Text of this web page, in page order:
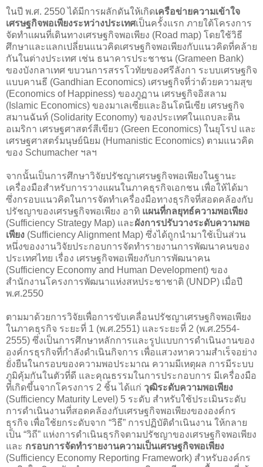
ในปี พ.ศ. 2550 ได้มีการผลักดันให้เกิดเครือข่ายความเข้าใจ
เศรษฐกิจพอเพียงระหว่างประเทศเป็นครั้งแรก ภายใต้โครงการ
จัดทำแผนที่เดินทางเศรษฐกิจพอเพียง (Road map) โดยใช้วิธี
ศึกษาและแลกเปลี่ยนแนวคิดเศรษฐกิจพอเพียงกับแนวคิดที่คล้าย
กันในต่างประเทศ เช่น ธนาคารประชาชน (Grameen Bank)
ของบังกลาเทศ ขบวนการสรรโวทัยของศรีลังกา ระบบเศรษฐกิจ
แบบคานธี (Gandhian Economics) เศรษฐกิจที่ว่าด้วยความสุข
(Economics of Happiness) ของภูฏาน เศรษฐกิจอิสลาม
(Islamic Economics) ของมาเลเซียและอินโดนีเซีย เศรษฐกิจ
สมานฉันท์ (Solidarity Economy) ของประเทศในแถบละติน
อเมริกา เศรษฐศาสตร์สีเขียว (Green Economics) ในยุโรป และ
เศรษฐศาสตร์มนุษย์นิยม (Humanistic Economics) ตามแนวคิด
ของ Schumacher ฯลฯ
จากนั้นเป็นการศึกษาวิจัยปรัชญาเศรษฐกิจพอเพียงในฐานะ
เครื่องมือสำหรับการวางแผนในภาคธุรกิจเอกชน เพื่อให้ได้มา
ซึ่งกรอบแนวคิดในการจัดทำเครื่องมือทางธุรกิจที่สอดคล้องกับ
ปรัชญาของเศรษฐกิจพอเพียง อาทิ แผนที่กลยุทธ์ความพอเพียง
(Sufficiency Strategy Map) และผังการปรับวางระดับความพอ
เพียง (Sufficiency Alignment Map) ซึ่งได้ถูกนำมาใช้เป็นส่วน
หนึ่งของงานวิจัยประกอบการจัดทำรายงานการพัฒนาคนของ
ประเทศไทย เรื่อง เศรษฐกิจพอเพียงกับการพัฒนาคน
(Sufficiency Economy and Human Development) ของ
สำนักงานโครงการพัฒนาแห่งสหประชาชาติ (UNDP) เมื่อปี
พ.ศ.2550
ตามมาด้วยการวิจัยเพื่อการขับเคลื่อนปรัชญาเศรษฐกิจพอเพียง
ในภาคธุรกิจ ระยะที่ 1 (พ.ศ.2551) และระยะที่ 2 (พ.ศ.2554-
2555) ซึ่งเป็นการศึกษาหลักการและรูปแบบการดำเนินงานของ
องค์กรธุรกิจที่กำลังดำเนินกิจการ เพื่อแสวงหาความสำเร็จอย่าง
ยั่งยืนในกรอบของความพอประมาณ ความมีเหตุผล การมีระบบ
ภูมิคุ้มกันในตัวที่ดี และคุณธรรมในการประกอบการ มีเครื่องมือ
ที่เกิดขึ้นจากโครงการ 2 ชิ้น ได้แก่ วุฒิระดับความพอเพียง
(Sufficiency Maturity Level) 5 ระดับ สำหรับใช้ประเมินระดับ
การดำเนินงานที่สอดคล้องกับเศรษฐกิจพอเพียงขององค์กร
ธุรกิจ เพื่อใช้ยกระดับจาก “วิธี” การปฏิบัติดำเนินงาน ให้กลาย
เป็น “วิถี” แห่งการดำเนินธุรกิจตามปรัชญาของเศรษฐกิจพอเพียง
และ กรอบการจัดทำรายงานความเป็นเศรษฐกิจพอเพียง
(Sufficiency Economy Reporting Framework) สำหรับองค์กร